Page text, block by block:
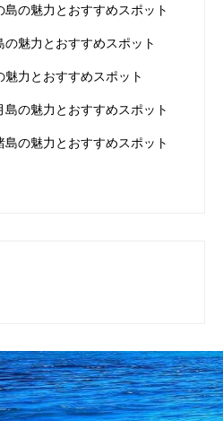
島の魅力とおすすめスポット
の魅力とおすすめスポット
魅力とおすすめスポット
島の魅力とおすすめスポット
島の魅力とおすすめスポット